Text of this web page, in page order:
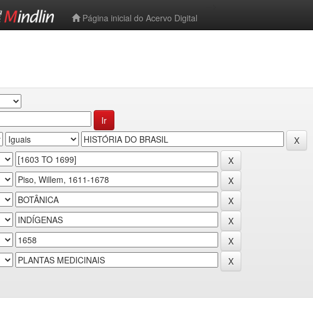
Página inicial do Acervo Digital